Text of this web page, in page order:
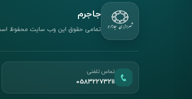
جاجرم
تمامی حقوق این وب سایت محفوظ
تماس تلفنی
05832273211